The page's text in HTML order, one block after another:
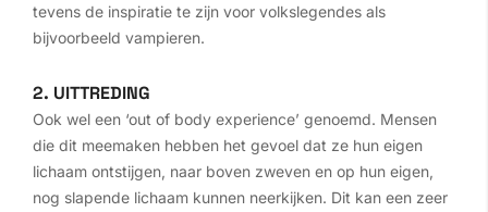
tevens de inspiratie te zijn voor volkslegendes als
bijvoorbeeld vampieren.
2. UITTREDING
Ook wel een ‘out of body experience’ genoemd. Mensen
die dit meemaken hebben het gevoel dat ze hun eigen
lichaam ontstijgen, naar boven zweven en op hun eigen,
nog slapende lichaam kunnen neerkijken. Dit kan een zeer